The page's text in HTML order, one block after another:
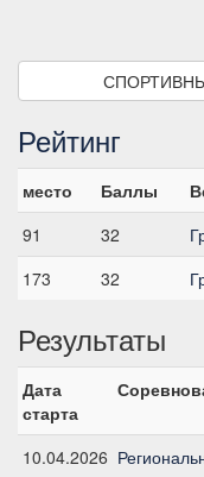
Рейтинг
место Баллы
91
32
173
32
Результаты
Дата
старта
10.04.2026